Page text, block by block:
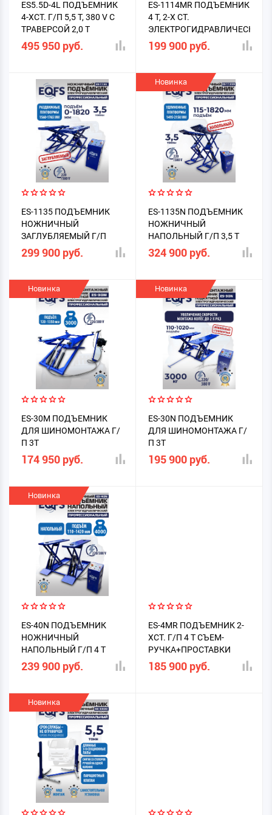
ES5.5D-4L ПОДЪЕМНИК
4-ХСТ. Г/П 5,5 Т, 380 V С
ТРАВЕРСОЙ 2,0 Т
495 950 руб.
ES-1114MR ПОДЪЕМНИК
4 Т, 2-Х СТ.
ЭЛЕКТРОГИДРАВЛИЧЕСКИЙ
(2025)
199 900 руб.
ES-1135 ПОДЪЕМНИК
НОЖНИЧНЫЙ
ЗАГЛУБЛЯЕМЫЙ Г/П
3,5Т
299 900 руб.
ES-1135N ПОДЪЕМНИК
НОЖНИЧНЫЙ
НАПОЛЬНЫЙ Г/П 3,5 Т
324 900 руб.
Новинка
ES-30M ПОДЪЕМНИК
ДЛЯ ШИНОМОНТАЖА Г/
П 3Т
174 950 руб.
Новинка
ES-30N ПОДЪЕМНИК
ДЛЯ ШИНОМОНТАЖА Г/
П 3Т
195 900 руб.
Новинка
ES-40N ПОДЪЕМНИК
НОЖНИЧНЫЙ
НАПОЛЬНЫЙ Г/П 4 Т
239 900 руб.
Новинка
ES-4MR ПОДЪЕМНИК 2-
ХСТ. Г/П 4 Т СЪЕМ-
РУЧКА+ПРОСТАВКИ
(2025)
185 900 руб.
Новинка